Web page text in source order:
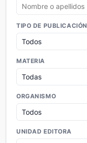
TIPO DE PUBLICACIÓN
MATERIA
ORGANISMO
UNIDAD EDITORA